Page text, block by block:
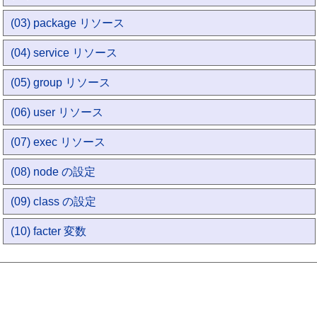
(03) package リソース
(04) service リソース
(05) group リソース
(06) user リソース
(07) exec リソース
(08) node の設定
(09) class の設定
(10) facter 変数